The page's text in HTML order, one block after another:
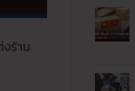
ร้าน